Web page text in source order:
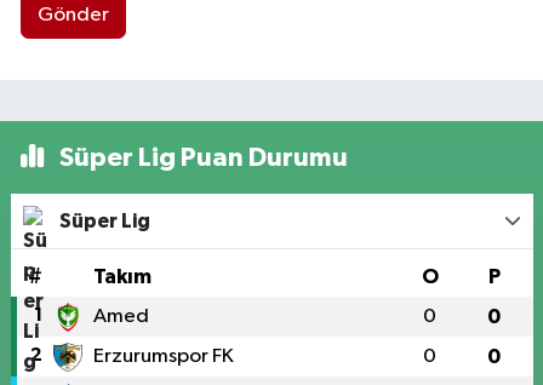
Gönder
Süper Lig Puan Durumu
Süper Lig
# Takım O P
1 Amed 0 0
2 Erzurumspor FK 0 0